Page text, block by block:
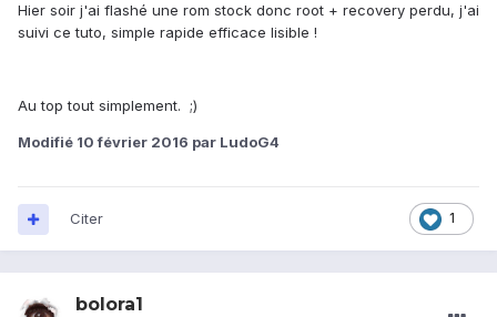
Hier soir j'ai flashé une rom stock donc root + recovery perdu, j'ai
suivi ce tuto, simple rapide efficace lisible !
Au top tout simplement. ;)
Modifié 10 février 2016 par LudoG4
1
Citer
bolora1